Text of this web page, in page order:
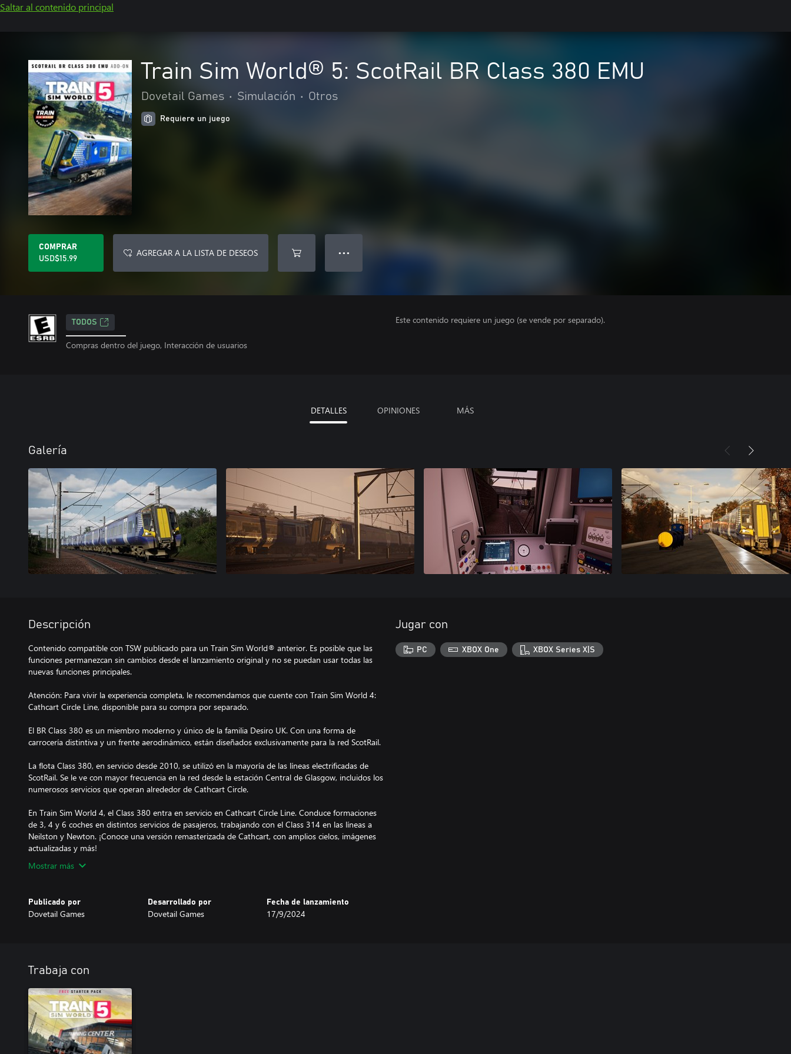
Saltar al contenido principal
Train Sim World® 5: ScotRail BR Class 380 EMU
Dovetail Games • Simulación • Otros
Requiere un juego
COMPRAR
USD$15.99
AGREGAR A LA LISTA DE DESEOS ● ● ●
TODOS
Compras dentro del juego, Interacción de usuarios
Este contenido requiere un juego (se vende por separado).
DETALLES OPINIONES MÁS
Galería
Descripción
Contenido compatible con TSW publicado para un Train Sim World® anterior. Es posible que las
funciones permanezcan sin cambios desde el lanzamiento original y no se puedan usar todas las
nuevas funciones principales.
Atención: Para vivir la experiencia completa, le recomendamos que cuente con Train Sim World 4:
Cathcart Circle Line, disponible para su compra por separado.
El BR Class 380 es un miembro moderno y único de la familia Desiro UK. Con una forma de
carrocería distintiva y un frente aerodinámico, están diseñados exclusivamente para la red ScotRail.
La flota Class 380, en servicio desde 2010, se utilizó en la mayoría de las líneas electrificadas de
ScotRail. Se le ve con mayor frecuencia en la red desde la estación Central de Glasgow, incluidos los
numerosos servicios que operan alrededor de Cathcart Circle.
En Train Sim World 4, el Class 380 entra en servicio en Cathcart Circle Line. Conduce formaciones
de 3, 4 y 6 coches en distintos servicios de pasajeros, trabajando con el Class 314 en las líneas a
Neilston y Newton. ¡Conoce una versión remasterizada de Cathcart, con amplios cielos, imágenes
actualizadas y más!
Mostrar más
Publicado por
Dovetail Games
Desarrollado por
Dovetail Games
Fecha de lanzamiento
17/9/2024
Jugar con
PC XBOX One XBOX Series X|S
Trabaja con